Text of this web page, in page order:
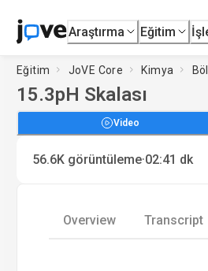
Araştırma Eğitim
Eğitim JoVE Core Kimya
15.3pH Skalası
Video
56.6K görüntüleme·02:41 dk
Overview Transcript